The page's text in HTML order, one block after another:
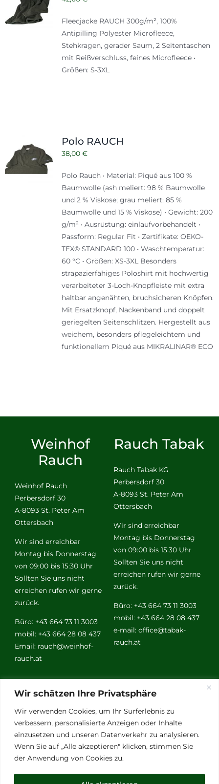
Wir schätzen Ihre Privatsphäre
Wir verwenden Cookies, um Ihr Surferlebnis zu
verbessern, personalisierte Anzeigen oder Inhalte
einzusetzen und unseren Datenverkehr zu analysieren.
Wenn Sie auf „Alle akzeptieren" klicken, stimmen Sie
der Anwendung von Cookies zu.
Fleecjacke RAUCH 300g/m², 100%
Antipilling Polyester Microfleece,
Stehkragen, gerader Saum, 2 Seitentaschen
mit Reißverschluss, feines Microfleece •
Größen: S-3XL
Polo RAUCH
38,00 €
Polo Rauch • Material: Piqué aus 100 %
Baumwolle (ash meliert: 98 % Baumwolle
und 2 % Viskose; grau meliert: 85 %
Baumwolle und 15 % Viskose) • Gewicht: 200
g/m² • Ausrüstung: einlaufvorbehandelt •
Passform: Regular Fit • Zertifikate: OEKO-
TEX® STANDARD 100 • Waschtemperatur:
60 °C • Größen: XS-3XL Besonders
strapazierfähiges Poloshirt mit hochwertig
verarbeiteter 3-Loch-Knopfleiste mit extra
haltbar angenähten, bruchsicheren Knöpfen.
Mit Ersatzknopf, Nackenband und doppelt
geriegelten Seitenschlitzen. Hergestellt aus
weichem, besonders pflegeleichtem und
funktionellem Piqué aus MIKRALINAR® ECO
Weinhof
Rauch
Weinhof Rauch
Perbersdorf 30
A-8093 St. Peter Am
Ottersbach
Wir sind erreichbar
Montag bis Donnerstag
von 09:00 bis 15:30 Uhr
Sollten Sie uns nicht
erreichen rufen wir gerne
zurück.
Büro: +43 664 73 11 3003
mobil: +43 664 28 08 437
Email: rauch@weinhof-
rauch.at
Rauch Tabak
Rauch Tabak KG
Perbersdorf 30
A-8093 St. Peter Am
Ottersbach
Wir sind erreichbar
Montag bis Donnerstag
von 09:00 bis 15:30 Uhr
Sollten Sie uns nicht
erreichen rufen wir gerne
zurück.
Büro: +43 664 73 11 3003
mobil: +43 664 28 08 437
e-mail: office@tabak-
rauch.at
Weitere
Links
Vino Vitalis
Ottersbachtal
Partnerbetriebe
Links für Weinkenner